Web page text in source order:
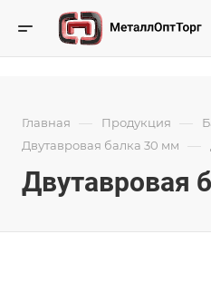
Главная — Продукция —
Двутавровая балка 30 мм —
Двутавровая